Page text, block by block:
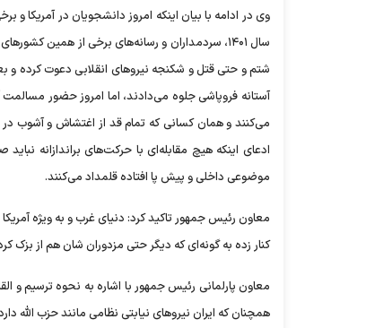
وی در ادامه با بیان اینکه امروز دانشجویان در آمریکا
سال ۱۴۰۱، سردمداران و رسانه‌های برخی از همین
شتم و حتی قتل و شکنجه نیرو‌های انقلابی دعوت کرده و
آستانه فروپاشی جلوه می‌دادند، اما امروز حضور
می‌کنند و همان کسانی که تمام قد از اغتشاش و آشوب
ادعای اینکه هیچ مقابله‌ای با حرکت‌های براندازانه
موضوعی داخلی و پیش پا افتاده قلمداد می‌کنند.
معاون رئیس جمهور تاکید کرد: دنیای غرب و به ویژه
کنار زده به گونه‌ای که دیگر حتی مزدوران شان هم از
معاون پارلمانی رئیس جمهور با اشاره به نحوه ترسیم و
همچنان که ایران نیرو‌های نیابتی نظامی مانند حزب الله